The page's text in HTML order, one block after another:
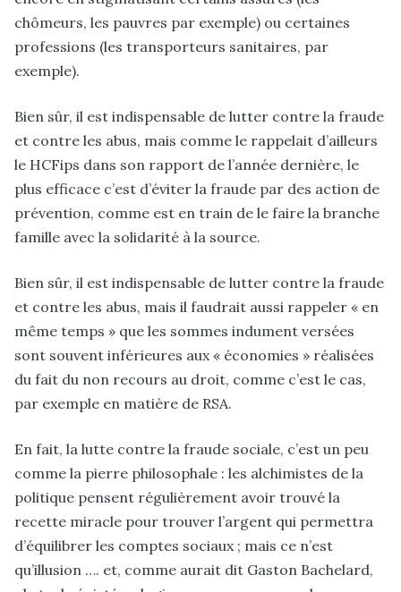
chômeurs, les pauvres par exemple) ou certaines
professions (les transporteurs sanitaires, par
exemple).
Bien sûr, il est indispensable de lutter contre la fraude
et contre les abus, mais comme le rappelait d’ailleurs
le HCFips dans son rapport de l’année dernière, le
plus efficace c’est d’éviter la fraude par des action de
prévention, comme est en train de le faire la branche
famille avec la solidarité à la source.
Bien sûr, il est indispensable de lutter contre la fraude
et contre les abus, mais il faudrait aussi rappeler « en
même temps » que les sommes indument versées
sont souvent inférieures aux « économies » réalisées
du fait du non recours au droit, comme c’est le cas,
par exemple en matière de RSA.
En fait, la lutte contre la fraude sociale, c’est un peu
comme la pierre philosophale : les alchimistes de la
politique pensent régulièrement avoir trouvé la
recette miracle pour trouver l’argent qui permettra
d’équilibrer les comptes sociaux ; mais ce n’est
qu’illusion …. et, comme aurait dit Gaston Bachelard,